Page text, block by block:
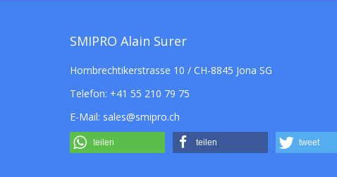
SMIPRO Alain Surer
Hombrechtikerstrasse 10 / CH-8845 Jona SG
Telefon: +41 55 210 79 75
E-Mail: sales@smipro.ch
teilen teilen tweet